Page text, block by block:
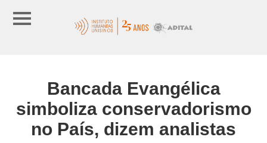
Bancada Evangélica
simboliza conservadorismo
no País, dizem analistas